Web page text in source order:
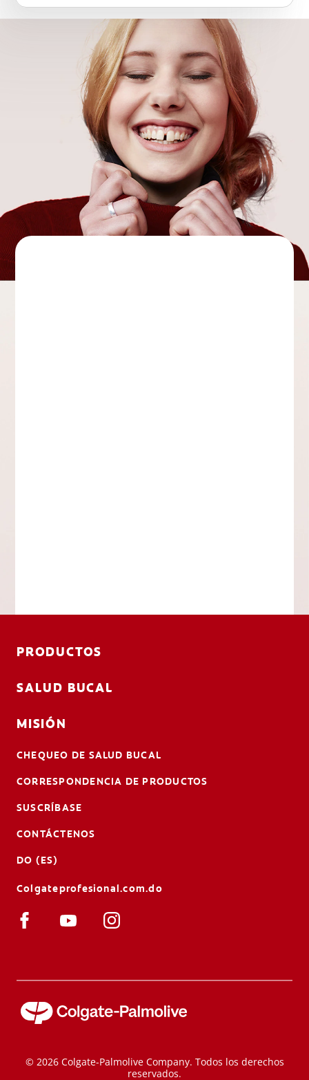
PRODUCTOS
SALUD BUCAL
MISIÓN
CHEQUEO DE SALUD BUCAL
CORRESPONDENCIA DE PRODUCTOS
SUSCRÍBASE
CONTÁCTENOS
DO (ES)
Colgateprofesional.com.do
© 2026 Colgate-Palmolive Company. Todos los derechos
reservados.